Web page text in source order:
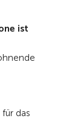
ist
das